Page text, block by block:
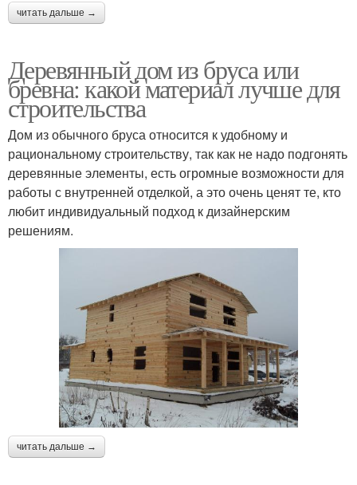
читать дальше →
Деревянный дом из бруса или
бревна: какой материал лучше для
строительства
Дом из обычного бруса относится к удобному и
рациональному строительству, так как не надо подгонять
деревянные элементы, есть огромные возможности для
работы с внутренней отделкой, а это очень ценят те, кто
любит индивидуальный подход к дизайнерским
решениям.
читать дальше →